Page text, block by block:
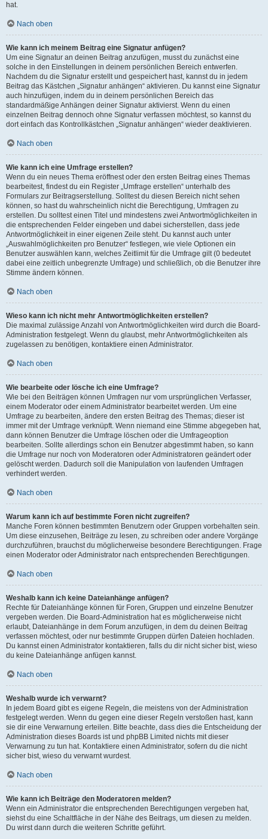
hat.
Nach oben
Wie kann ich meinem Beitrag eine Signatur anfügen?
Um eine Signatur an deinen Beitrag anzufügen, musst du zunächst eine
solche in den Einstellungen in deinem persönlichen Bereich entwerfen.
Nachdem du die Signatur erstellt und gespeichert hast, kannst du in jedem
Beitrag das Kästchen „Signatur anhängen“ aktivieren. Du kannst eine Signatur
auch hinzufügen, indem du in deinem persönlichen Bereich das
standardmäßige Anhängen deiner Signatur aktivierst. Wenn du einen
einzelnen Beitrag dennoch ohne Signatur verfassen möchtest, so kannst du
dort einfach das Kontrollkästchen „Signatur anhängen“ wieder deaktivieren.
Nach oben
Wie kann ich eine Umfrage erstellen?
Wenn du ein neues Thema eröffnest oder den ersten Beitrag eines Themas
bearbeitest, findest du ein Register „Umfrage erstellen“ unterhalb des
Formulars zur Beitragserstellung. Solltest du diesen Bereich nicht sehen
können, so hast du wahrscheinlich nicht die Berechtigung, Umfragen zu
erstellen. Du solltest einen Titel und mindestens zwei Antwortmöglichkeiten in
die entsprechenden Felder eingeben und dabei sicherstellen, dass jede
Antwortmöglichkeit in einer eigenen Zeile steht. Du kannst auch unter
„Auswahlmöglichkeiten pro Benutzer“ festlegen, wie viele Optionen ein
Benutzer auswählen kann, welches Zeitlimit für die Umfrage gilt (0 bedeutet
dabei eine zeitlich unbegrenzte Umfrage) und schließlich, ob die Benutzer ihre
Stimme ändern können.
Nach oben
Wieso kann ich nicht mehr Antwortmöglichkeiten erstellen?
Die maximal zulässige Anzahl von Antwortmöglichkeiten wird durch die Board-
Administration festgelegt. Wenn du glaubst, mehr Antwortmöglichkeiten als
zugelassen zu benötigen, kontaktiere einen Administrator.
Nach oben
Wie bearbeite oder lösche ich eine Umfrage?
Wie bei den Beiträgen können Umfragen nur vom ursprünglichen Verfasser,
einem Moderator oder einem Administrator bearbeitet werden. Um eine
Umfrage zu bearbeiten, ändere den ersten Beitrag des Themas; dieser ist
immer mit der Umfrage verknüpft. Wenn niemand eine Stimme abgegeben hat,
dann können Benutzer die Umfrage löschen oder die Umfrageoption
bearbeiten. Sollte allerdings schon ein Benutzer abgestimmt haben, so kann
die Umfrage nur noch von Moderatoren oder Administratoren geändert oder
gelöscht werden. Dadurch soll die Manipulation von laufenden Umfragen
verhindert werden.
Nach oben
Warum kann ich auf bestimmte Foren nicht zugreifen?
Manche Foren können bestimmten Benutzern oder Gruppen vorbehalten sein.
Um diese einzusehen, Beiträge zu lesen, zu schreiben oder andere Vorgänge
durchzuführen, brauchst du möglicherweise besondere Berechtigungen. Frage
einen Moderator oder Administrator nach entsprechenden Berechtigungen.
Nach oben
Weshalb kann ich keine Dateianhänge anfügen?
Rechte für Dateianhänge können für Foren, Gruppen und einzelne Benutzer
vergeben werden. Die Board-Administration hat es möglicherweise nicht
erlaubt, Dateianhänge in dem Forum anzufügen, in dem du deinen Beitrag
verfassen möchtest, oder nur bestimmte Gruppen dürfen Dateien hochladen.
Du kannst einen Administrator kontaktieren, falls du dir nicht sicher bist, wieso
du keine Dateianhänge anfügen kannst.
Nach oben
Weshalb wurde ich verwarnt?
In jedem Board gibt es eigene Regeln, die meistens von der Administration
festgelegt werden. Wenn du gegen eine dieser Regeln verstoßen hast, kann
sie dir eine Verwarnung erteilen. Bitte beachte, dass dies die Entscheidung der
Administration dieses Boards ist und phpBB Limited nichts mit dieser
Verwarnung zu tun hat. Kontaktiere einen Administrator, sofern du die nicht
sicher bist, wieso du verwarnt wurdest.
Nach oben
Wie kann ich Beiträge den Moderatoren melden?
Wenn ein Administrator die entsprechenden Berechtigungen vergeben hat,
siehst du eine Schaltfläche in der Nähe des Beitrags, um diesen zu melden.
Du wirst dann durch die weiteren Schritte geführt.